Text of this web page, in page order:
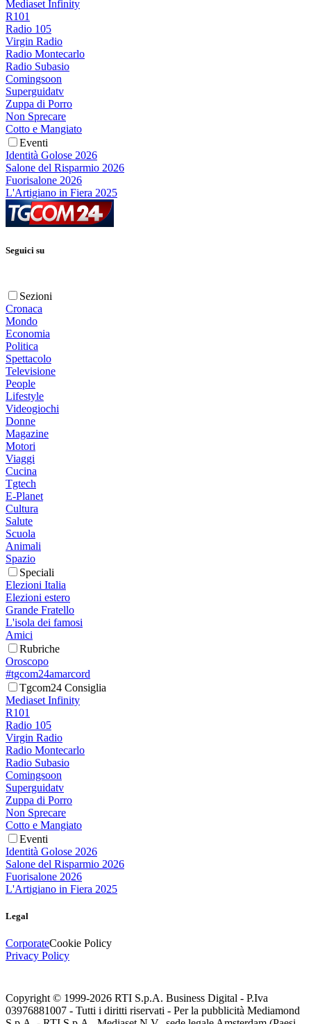
Mediaset Infinity
R101
Radio 105
Virgin Radio
Radio Montecarlo
Radio Subasio
Comingsoon
Superguidatv
Zuppa di Porro
Non Sprecare
Cotto e Mangiato
Eventi
Identità Golose 2026
Salone del Risparmio 2026
Fuorisalone 2026
L'Artigiano in Fiera 2025
Seguici su
Sezioni
Cronaca
Mondo
Economia
Politica
Spettacolo
Televisione
People
Lifestyle
Videogiochi
Donne
Magazine
Motori
Viaggi
Cucina
Tgtech
E-Planet
Cultura
Salute
Scuola
Animali
Spazio
Speciali
Elezioni Italia
Elezioni estero
Grande Fratello
L'isola dei famosi
Amici
Rubriche
Oroscopo
#tgcom24amarcord
Tgcom24 Consiglia
Mediaset Infinity
R101
Radio 105
Virgin Radio
Radio Montecarlo
Radio Subasio
Comingsoon
Superguidatv
Zuppa di Porro
Non Sprecare
Cotto e Mangiato
Eventi
Identità Golose 2026
Salone del Risparmio 2026
Fuorisalone 2026
L'Artigiano in Fiera 2025
Legal
CorporateCookie Policy
Privacy Policy
Copyright © 1999-2026 RTI S.p.A. Business Digital - P.Iva
03976881007 - Tutti i diritti riservati - Per la pubblicità Mediamond